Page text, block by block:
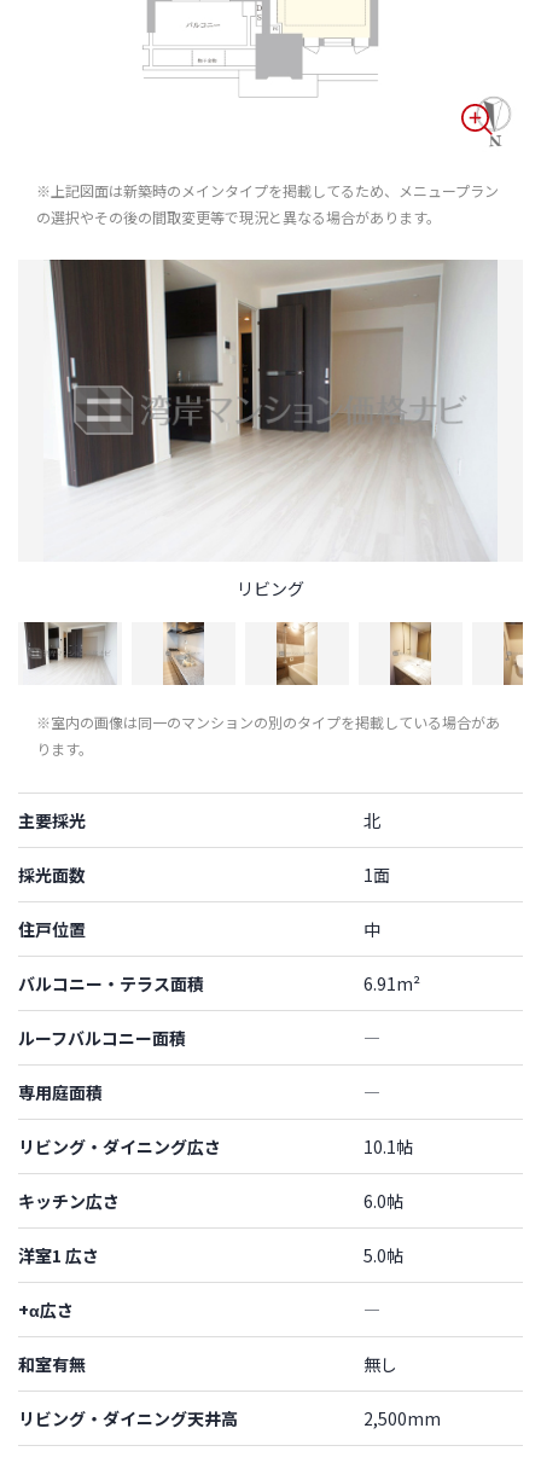
※上記図面は新築時のメインタイプを掲載してるため、メニュープラン
の選択やその後の間取変更等で現況と異なる場合があります。
リビング
※室内の画像は同一のマンションの別のタイプを掲載している場合があ
ります。
主要採光 北
採光面数 1面
住戸位置 中
バルコニー・テラス面積 6.91m²
ルーフバルコニー面積 ―
専用庭面積 ―
リビング・ダイニング広さ 10.1帖
キッチン広さ 6.0帖
洋室1 広さ 5.0帖
+α広さ ―
和室有無 無し
リビング・ダイニング天井高 2,500mm